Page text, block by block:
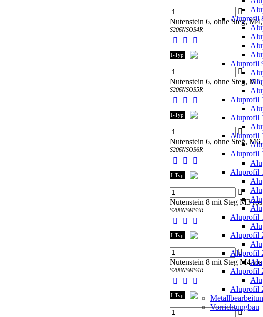
Aluprofil
Aluprofil
Aluprofil
Aluprofil
Aluprofil
Aluprofil
Aluprofil
Aluprofil
Aluprofil
Aluprofil
Aluprofil
Aluprofil
Vorrichtungbau
Nutenstein 6, ohne Steg,
S206NSOS4R
Nutenstein 6, ohne Steg,
S206NSOS5R
I-Typ
Nutenstein 6, ohne Steg,
S206NSOS6R
I-Typ
Nutenstein 8 mit Steg M3
S208NSMS3R
I-Typ
Nutenstein 8 mit Steg M4
S208NSMS4R
I-Typ
I-Typ